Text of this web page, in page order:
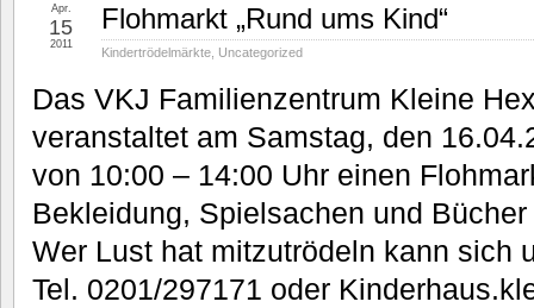
Flohmarkt „Rund ums Kind“
Kindertrödelmärkte Uncategorized
Apr.
15
2011
Das VKJ Familienzentrum Kleine
veranstaltet am Samstag, den
von 10:00 – 14:00 Uhr einen
Bekleidung, Spielsachen und
Wer Lust hat mitzutrödeln kann sich
Tel. 0201/297171 oder